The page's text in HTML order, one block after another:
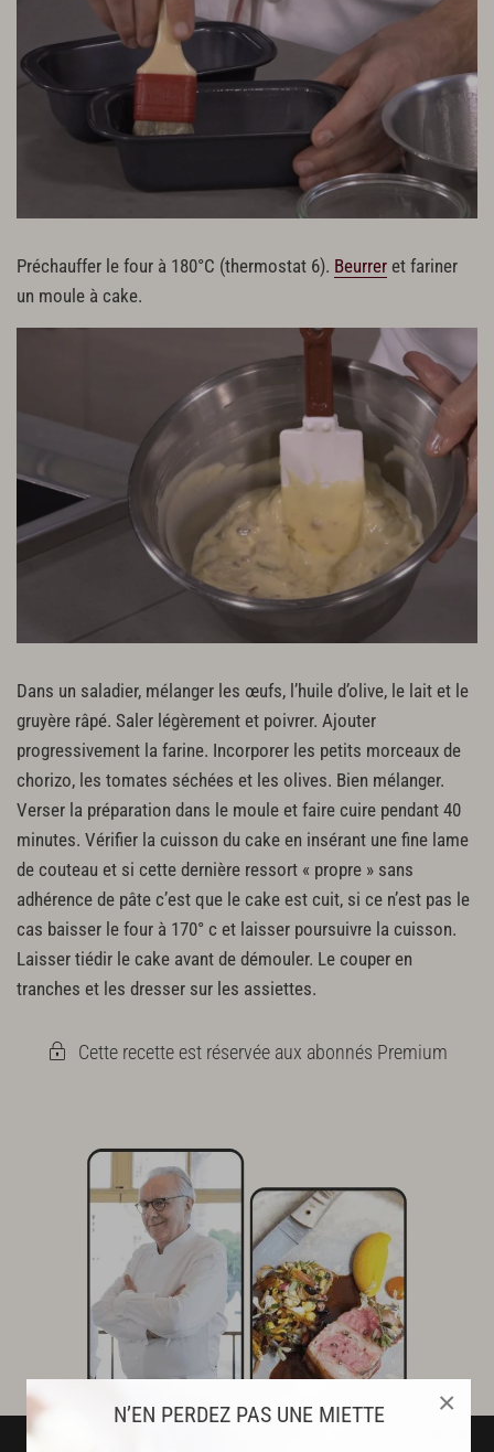
N’EN PERDEZ PAS UNE MIETTE ×
Préchauffer le four à 180°C (thermostat 6). Beurrer et fariner
un moule à cake.
Dans un saladier, mélanger les œufs, l’huile d’olive, le lait et le
gruyère râpé. Saler légèrement et poivrer. Ajouter
progressivement la farine. Incorporer les petits morceaux de
chorizo, les tomates séchées et les olives. Bien mélanger.
Verser la préparation dans le moule et faire cuire pendant 40
minutes. Vérifier la cuisson du cake en insérant une fine lame
de couteau et si cette dernière ressort « propre » sans
adhérence de pâte c’est que le cake est cuit, si ce n’est pas le
cas baisser le four à 170° c et laisser poursuivre la cuisson.
Laisser tiédir le cake avant de démouler. Le couper en
tranches et les dresser sur les assiettes.
Cette recette est réservée aux abonnés Premium